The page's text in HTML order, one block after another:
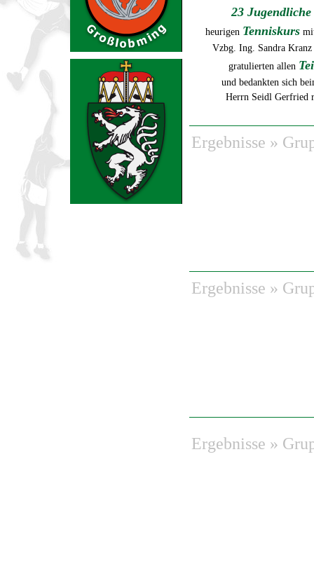
23 Jugendliche
heurigen Tenniskurs
Vzbg. Ing. Sandra
gratulierten allen
und bedankten sich
Herrn Seidl Gerfried
Ergebnisse »
Ergebnisse »
Ergebnisse »